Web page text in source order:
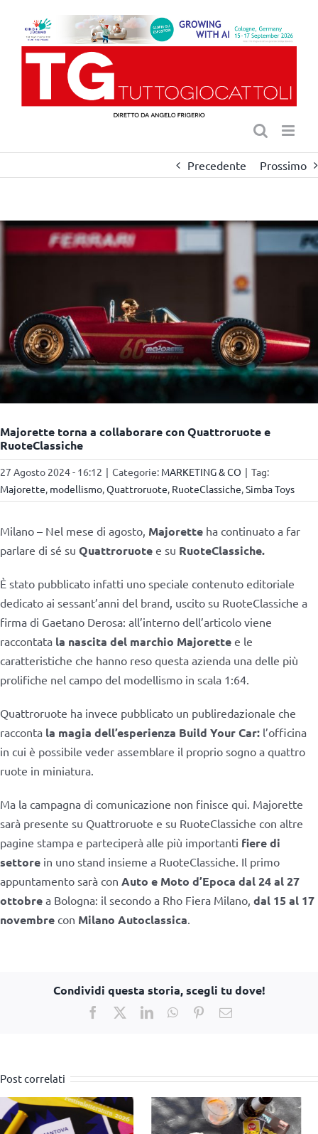
contenuto
Precedente Prossimo
Majorette torna a collaborare con Quattroruote e
RuoteClassiche
27 Agosto 2024 - 16:12 | Categorie: MARKETING & CO | Tag:
Majorette, modellismo,Quattroruote, RuoteClassiche,Simba Toys
Milano – Nel mese di agosto, Majorette ha continuato a far
parlare di sé su Quattroruote e su RuoteClassiche.
È stato pubblicato infatti uno speciale contenuto editoriale
dedicato ai sessant’anni del brand, uscito su RuoteClassiche a
firma di Gaetano Derosa: all’interno dell’articolo viene
raccontata la nascita del marchio Majorette e le
caratteristiche che hanno reso questa azienda una delle più
prolifiche nel campo del modellismo in scala 1:64.
Quattroruote ha invece pubblicato un publiredazionale che
racconta la magia dell’esperienza Build Your Car: l’officina
in cui è possibile veder assemblare il proprio sogno a quattro
ruote in miniatura.
Ma la campagna di comunicazione non finisce qui. Majorette
sarà presente su Quattroruote e su RuoteClassiche con altre
pagine stampa e parteciperà alle più importanti fiere di
settore in uno stand insieme a RuoteClassiche. Il primo
appuntamento sarà con Auto e Moto d’Epoca dal 24 al 27
ottobre a Bologna: il secondo a Rho Fiera Milano, dal 15 al 17
novembre con Milano Autoclassica.
Condividi questa storia, scegli tu dove!
Facebook
X LinkedInWhatsApp
PinterestEmail
Post correlati